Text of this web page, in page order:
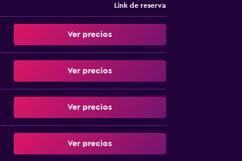
Link de reserva
Ver precios
Ver precios
Ver precios
Ver precios